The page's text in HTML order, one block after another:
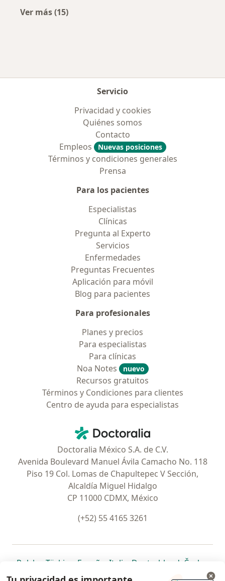
Ver más (15)
Servicio
Privacidad y cookies
Quiénes somos
Contacto
Empleos
Nuevas posiciones
Términos y condiciones generales
Prensa
Para los pacientes
Especialistas
Clínicas
Pregunta al Experto
Servicios
Enfermedades
Preguntas Frecuentes
Aplicación para móvil
Blog para pacientes
Para profesionales
Planes y precios
Para especialistas
Para clínicas
Noa Notes
nuevo
Recursos gratuitos
Términos y Condiciones para clientes
Centro de ayuda para especialistas
Doctoralia - Página de inicio
Doctoralia México S.A. de C.V.
Avenida Boulevard Manuel Ávila Camacho No. 118
Piso 19 Col. Lomas de Chapultepec V Sección,
Alcaldía Miguel Hidalgo
CP 11000 CDMX, México
(+52) 55 4165 3261
Polska se abre en una nueva pestaña
Türkiye se abre en una nueva pestaña
España se abre en una nueva pestaña
Italia se abre en una nueva
Deutschlandse abre en
Česko
Portugal
se abre en una nueva pestaña
México se abre en una nueva pestaña
Chile se abre en una nueva pestaña
Brasil se abre en una nueva
se abre en
se